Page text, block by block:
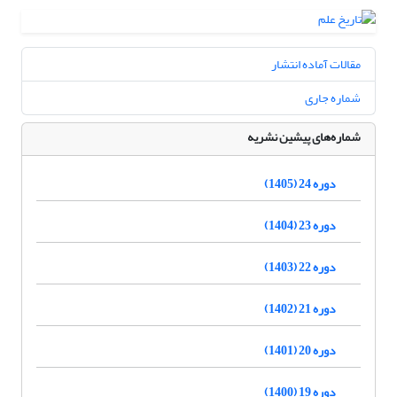
مقالات آماده انتشار
شماره جاری
شماره‌های پیشین نشریه
دوره 24 (1405)
دوره 23 (1404)
دوره 22 (1403)
دوره 21 (1402)
دوره 20 (1401)
دوره 19 (1400)